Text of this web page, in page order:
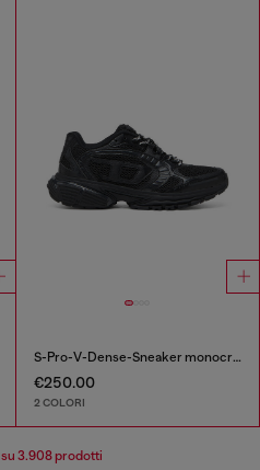
S-Pro-V-Dense-Sneaker monocromatiche in rete con logo Oval D
€250.00
2 COLORI
su 3.908 prodotti